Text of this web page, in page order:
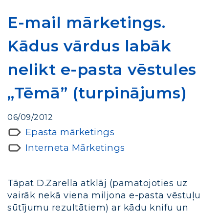
E-mail mārketings.
Kādus vārdus labāk
nelikt e-pasta vēstules
„Tēmā” (turpinājums)
06/09/2012
Epasta mārketings
Interneta Mārketings
Tāpat D.Zarella atklāj (pamatojoties uz
vairāk nekā viena miljona e-pasta vēstuļu
sūtījumu rezultātiem) ar kādu knifu un